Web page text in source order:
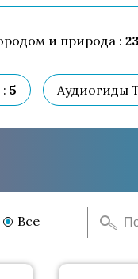
и природа :
5 Аудиогиды
Все